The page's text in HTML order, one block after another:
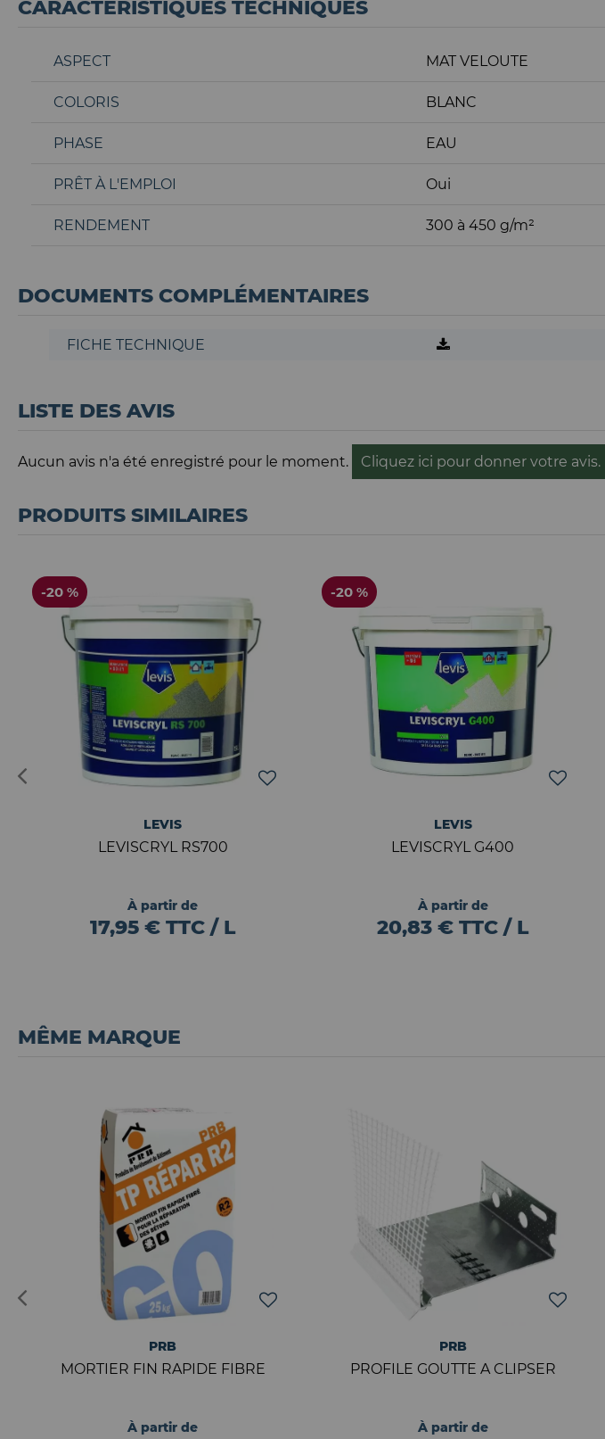
CARACTÉRISTIQUES TECHNIQUES
ASPECT MAT VELOUTE
COLORIS BLANC
PHASE EAU
PRÊT À L'EMPLOI Oui
RENDEMENT 300 à 450 g/m²
DOCUMENTS COMPLÉMENTAIRES
FICHE TECHNIQUE
LISTE DES AVIS
Aucun avis n'a été enregistré pour le moment. Cliquez ici pour donner votre avis.
PRODUITS SIMILAIRES
-20 %
LEVIS
LEVISCRYL RS700
À partir de
17,95 € TTC / L
-20 %
LEVIS
LEVISCRYL G400
À partir de
20,83 € TTC / L
MÊME MARQUE
PRB
MORTIER FIN RAPIDE FIBRE
À partir de
PRB
PROFILE GOUTTE A CLIPSER
À partir de